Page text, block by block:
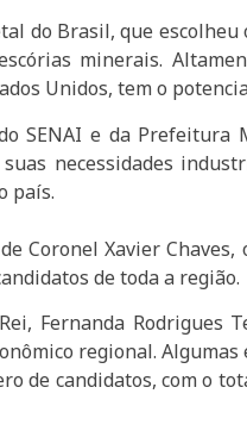
do Brasil, que
minerais.
Unidos, tem o
SENAI e da
necessidades
país.
Coronel Xavier
de toda a região.
Fernanda
regional.
candidatos, com o